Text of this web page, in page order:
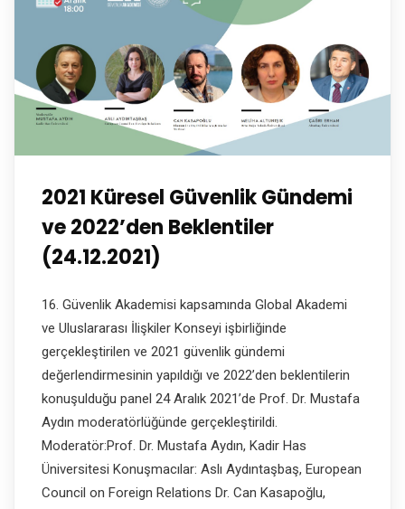
2021 Küresel Güvenlik Gündemi
ve 2022’den Beklentiler
(24.12.2021)
16. Güvenlik Akademisi kapsamında Global Akademi
ve Uluslararası İlişkiler Konseyi işbirliğinde
gerçekleştirilen ve 2021 güvenlik gündemi
değerlendirmesinin yapıldığı ve 2022’den beklentilerin
konuşulduğu panel 24 Aralık 2021’de Prof. Dr. Mustafa
Aydın moderatörlüğünde gerçekleştirildi.
Moderatör:Prof. Dr. Mustafa Aydın, Kadir Has
Üniversitesi Konuşmacılar: Aslı Aydıntaşbaş, European
Council on Foreign Relations Dr. Can Kasapoğlu,